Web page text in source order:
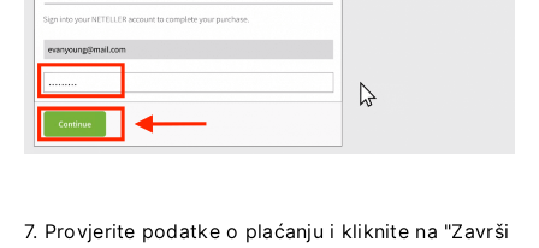
7. Provjerite podatke o plaćanju i kliknite na "Završi